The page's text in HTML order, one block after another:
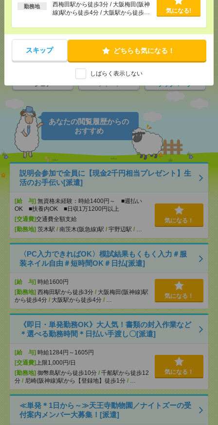
勤務地
西梅田駅から徒歩3分 / 大阪梅田(阪神
線)駅から徒歩4分 / 大阪駅から徒歩4
気になる!
スキップ どちらも気になる！
しばらく表示しない
気になる！ 電話応募
メール LINEで送る
シェア ツイート ブックマーク
あなたの閲覧履歴からの
おすすめ
説明会参加で全員に【現金2千円相当プレゼント】生
活のお手伝い[派遣]
[給 与] 無資格未経験：時給1400円～ ■週払い
OK ■扶養内OK ■日収1万1200円以上
[交通費]交通費全額支給
[勤務地] 茨木駅 / 南茨木(阪急線)駅 / 宇野辺駅 / …
気になる！
〈PC入力できればOK〉模試結果もくもく入力＃服
装ネイル自由＃短時間OK＃日払[派遣]
[給 与] 時給1600円
[勤務地] 西梅田駅から徒歩3分 / 大阪梅田(阪神線)駅
から徒歩4分 / 大阪駅から徒歩4分 / …
気になる！
《即日・単発勤務OK》大人気！書類の封入作業など
＊選べる勤務時間＊日払い手渡し〇[派遣]
[給 与] 時給1284円～1605円
[交通費] 上限1,000円/日
[勤務地] 御幣島駅から徒歩10分 / 千船駅から徒歩12
分 / 尼崎(阪神線)駅から【登録地】徒歩1分 / …
気になる！
≪単発＊1日から～≫天王寺動物園／ナイトズーの受
付案内メンバー大募集！[派遣]